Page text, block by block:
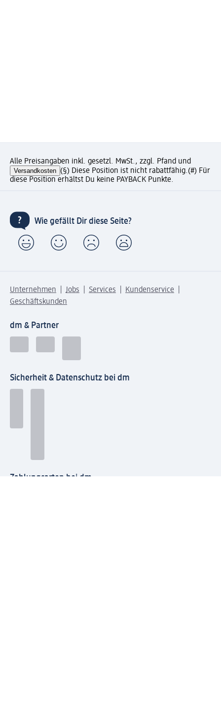
Alle Preisangaben inkl. gesetzl. MwSt., zzgl. Pfand und
Versandkosten (§) Diese Position ist nicht rabattfähig.(#) Für
diese Position erhältst Du keine PAYBACK Punkte.
Wie gefällt Dir diese Seite?
Unternehmen Jobs Services
Kundenservice
Geschäftskunden
dm & Partner
Sicherheit & Datenschutz bei dm
Zahlungsarten bei dm